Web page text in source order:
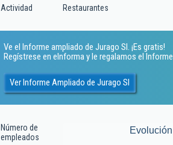
Actividad Restaurantes
Ve el Informe ampliado de Jurago Sl. ¡Es gratis!
Regístrese en eInforma y le regalamos el
Ver Informe Ampliado de Jurago Sl
Número de
empleados